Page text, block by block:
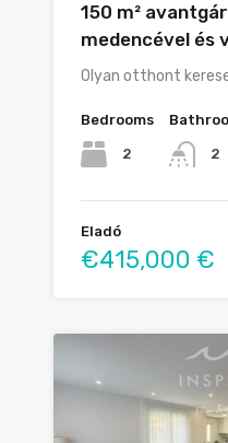
150 m²
medencével és
Olyan otthont
Bedrooms
2 2
Eladó
€415,000 €